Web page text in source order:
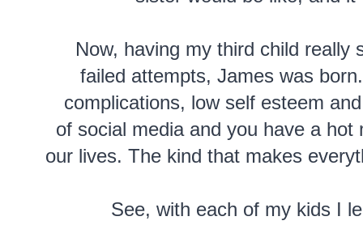
Now, having my third child
failed attempts, James was
complications, low self esteem
of social media and you have a
our lives. The kind that makes
See, with each of my kids I